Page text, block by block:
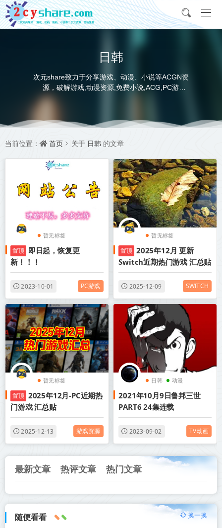
日韩
次元share致力于分享游戏、动漫、小说等ACGN资
源，破解游戏,动漫资源,免费小说,ACG,PC游
戏,switch游戏,金手指，动画电影,动画片,全本小说,
并提供网盘下载
当前位置： 首页 关于 日韩 的文章
暂无标签
置顶 即日起，恢复更
新！！！
2023-10-01 PC游戏
暂无标签
置顶 2025年12月 更新
Switch近期热门游戏 汇总贴
2025-12-09 SWITCH
暂无标签
置顶 2025年12月-PC近期热
门游戏 汇总贴
2025-12-13 游戏资源
日韩 动漫
2021年10月9日鲁邦三世
PART6 24集连载
2023-09-02 TV动画
最新文章 热评文章 热门文章
随便看看 换一换